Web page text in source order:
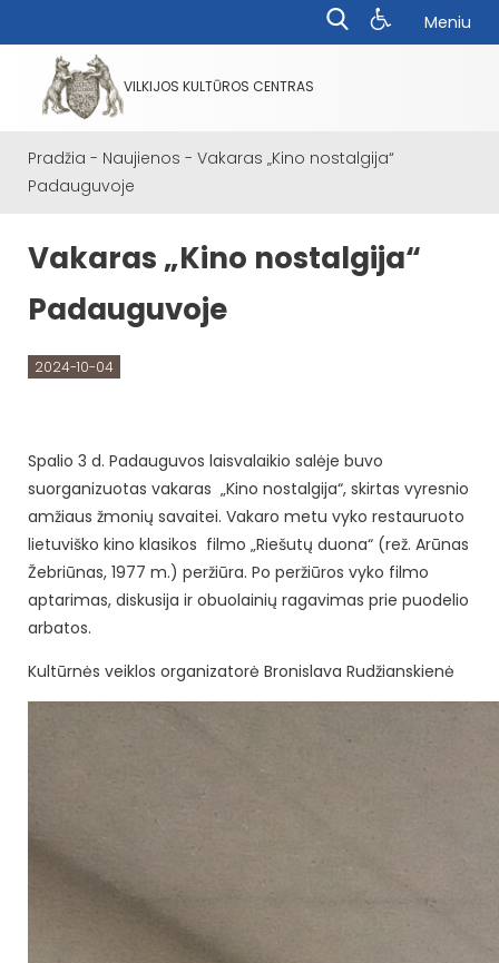
Meniu
VILKIJOS KULTŪROS CENTRAS
Pradžia - Naujienos - Vakaras „Kino nostalgija“
Padauguvoje
Vakaras „Kino nostalgija“
Padauguvoje
2024-10-04
Spalio 3 d. Padauguvos laisvalaikio salėje buvo
suorganizuotas vakaras „Kino nostalgija“, skirtas vyresnio
amžiaus žmonių savaitei. Vakaro metu vyko restauruoto
lietuviško kino klasikos filmo „Riešutų duona“ (rež. Arūnas
Žebriūnas, 1977 m.) peržiūra. Po peržiūros vyko filmo
aptarimas, diskusija ir obuolainių ragavimas prie puodelio
arbatos.
Kultūrnės veiklos organizatorė Bronislava Rudžianskienė